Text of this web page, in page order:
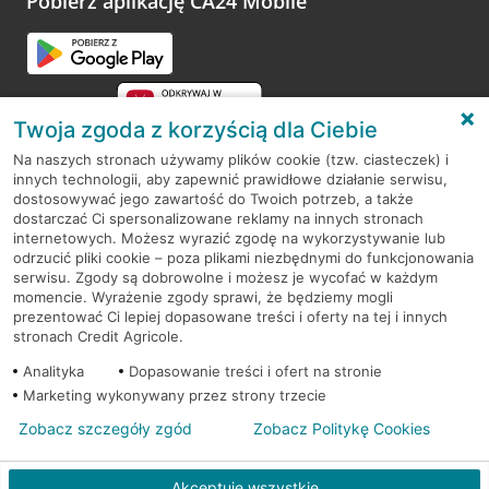
RODO
Regulamin serwisu
Mapa serwisu
PolitykaCookies
© 2026 Credit Agricole Bank Polska S.A. Wszelkie prawa zastrzeżone
Twoja zgoda z korzyścią dla Ciebie
Na naszych stronach używamy plików cookie (tzw. ciasteczek) i
innych technologii, aby zapewnić prawidłowe działanie serwisu,
dostosowywać jego zawartość do Twoich potrzeb, a także
dostarczać Ci spersonalizowane reklamy na innych stronach
internetowych. Możesz wyrazić zgodę na wykorzystywanie lub
odrzucić pliki cookie – poza plikami niezbędnymi do funkcjonowania
serwisu. Zgody są dobrowolne i możesz je wycofać w każdym
momencie. Wyrażenie zgody sprawi, że będziemy mogli
prezentować Ci lepiej dopasowane treści i oferty na tej i innych
stronach Credit Agricole.
Analityka
Dopasowanie treści i ofert na stronie
Marketing wykonywany przez strony trzecie
Zobacz szczegóły zgód Zobacz Politykę Cookies